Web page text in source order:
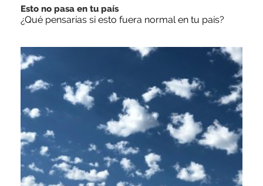
Esto no pasa en tu país
¿Qué pensarías si esto fuera normal en tu país?